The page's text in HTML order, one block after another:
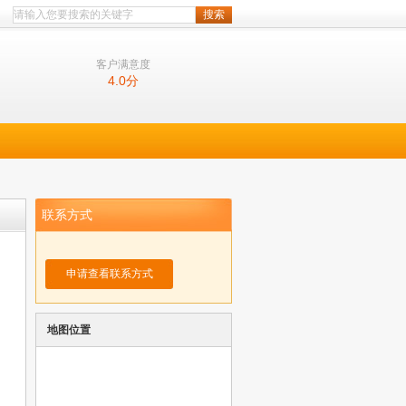
客户满意度
4.0分
联系方式
申请查看联系方式
地图位置